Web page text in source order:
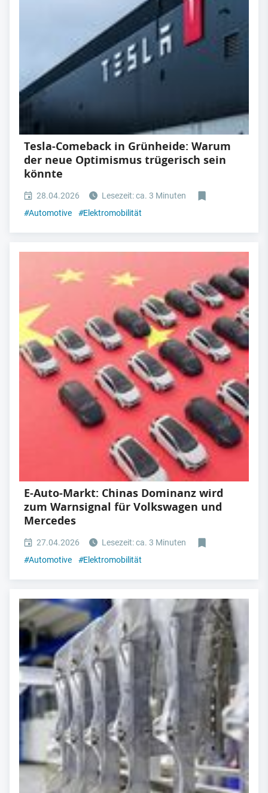
Tesla-Comeback in Grünheide: Warum
der neue Optimismus trügerisch sein
könnte
28.04.2026
Lesezeit: ca. 3 Minuten
#Automotive #Elektromobilität
E-Auto-Markt: Chinas Dominanz wird
zum Warnsignal für Volkswagen und
Mercedes
27.04.2026
Lesezeit: ca. 3 Minuten
#Automotive #Elektromobilität